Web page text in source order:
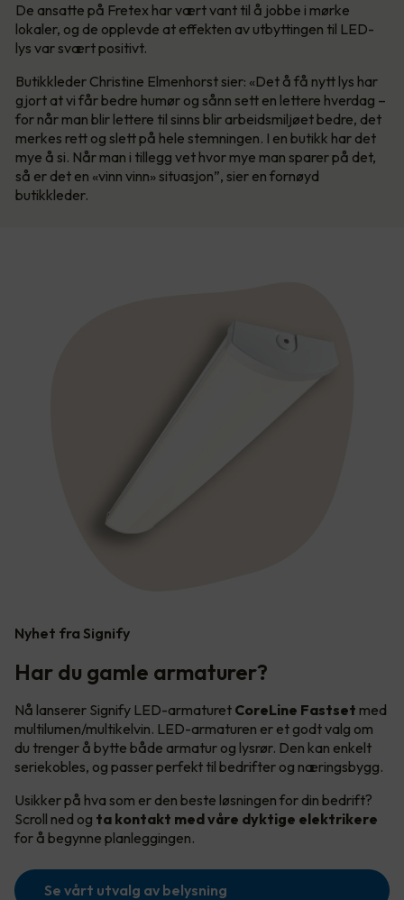
De ansatte på Fretex har vært vant til å jobbe i mørke
lokaler, og de opplevde at effekten av utbyttingen til LED-
lys var svært positivt.
Butikkleder Christine Elmenhorst sier: «Det å få nytt lys har
gjort at vi får bedre humør og sånn sett en lettere hverdag –
for når man blir lettere til sinns blir arbeidsmiljøet bedre, det
merkes rett og slett på hele stemningen. I en butikk har det
mye å si. Når man i tillegg vet hvor mye man sparer på det,
så er det en «vinn vinn» situasjon”, sier en fornøyd
butikkleder.
Nyhet fra Signify
Har du gamle armaturer?
Nå lanserer Signify LED-armaturet CoreLine Fastset med
multilumen/multikelvin. LED-armaturen er et godt valg om
du trenger å bytte både armatur og lysrør. Den kan enkelt
seriekobles, og passer perfekt til bedrifter og næringsbygg.
Usikker på hva som er den beste løsningen for din bedrift?
Scroll ned og ta kontakt med våre dyktige elektrikere
for å begynne planleggingen.
Se vårt utvalg av belysning